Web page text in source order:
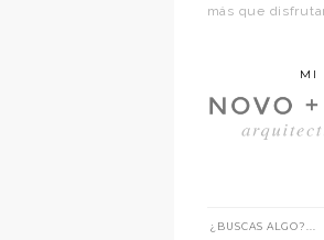
más que
MI